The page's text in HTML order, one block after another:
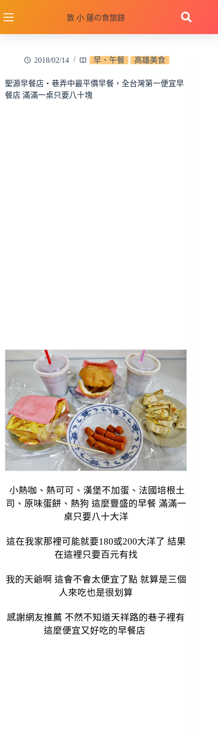
至
敦 小 蓮の食旅錄
2018/02/14 早、午餐 高雄美食
聖源早餐店‧巷弄中最平價早餐，全台灣第一便宜早
餐店 滿滿一桌只要八十塊
小熱咖、熱可可、漢堡不加蛋、法國培根土
司、原味蛋餅、熱狗 這麼豐盛的早餐 滿滿一
桌只要八十大洋
這在我家那裡可能就要180或200大洋了 結果
在這裡只要百元有找
我的天爺啊 這會不會太便宜了點 就算是三個
人來吃也是很划算
感謝網友推薦 不然不知道天祥路的巷子裡有
這麼便宜又好吃的早餐店